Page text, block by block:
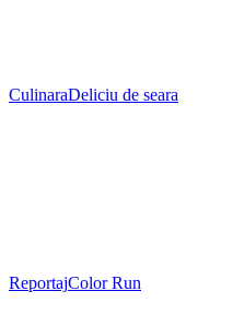
CulinaraDeliciu de seara
ReportajColor Run